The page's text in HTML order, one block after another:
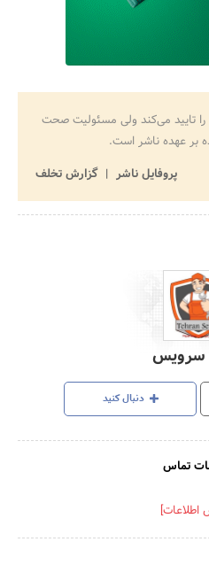
تایید می‌کند ولی مسئولیت صحت
بر عهده ناشر است.
پروفایل ناشر
گزارش تخلف
سرویس
دنبال کنید
تماس
اطلاعات]